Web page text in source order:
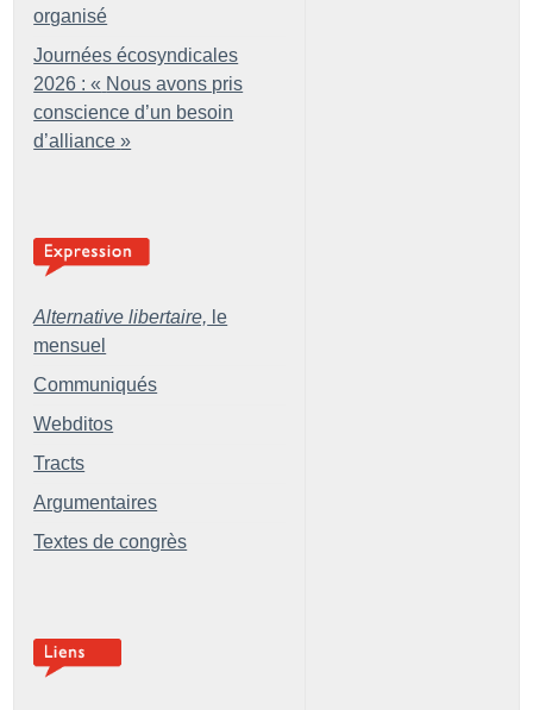
organisé
Journées écosyndicales
2026 : « Nous avons pris
conscience d’un besoin
d’alliance »
Alternative libertaire, le
mensuel
Communiqués
Webditos
Tracts
Argumentaires
Textes de congrès